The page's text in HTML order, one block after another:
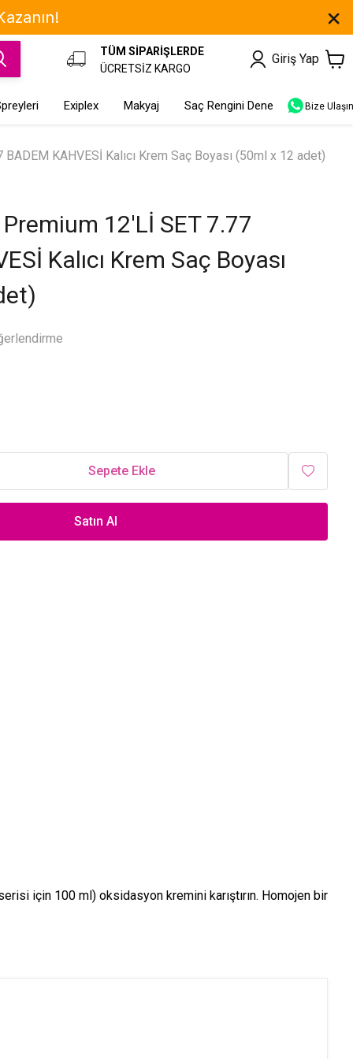
TÜM SİPARİŞLERDE
ÜCRETSİZ KARGO
Giriş Yap
Exiplex Makyaj Saç Rengini Dene Bize Ulaşın
KAHVESİ Kalıcı Krem Saç Boyası (50ml x 12 adet)
Premium 12'Lİ SET 7.77
Kalıcı Krem Saç Boyası
Sepete Ekle
Satın Al
için 100 ml) oksidasyon kremini karıştırın. Homojen bir